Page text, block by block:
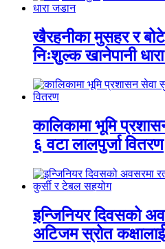
खैरहनीका मुसहर र
निःशुल्क खानेपानी
कालिकामा भूमि
६ वटा लालपुर्जा वितरण
इन्जिनियर दिवसको
अटिजम स्रोत